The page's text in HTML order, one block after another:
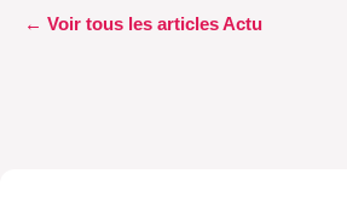
← Voir tous les articles Actu